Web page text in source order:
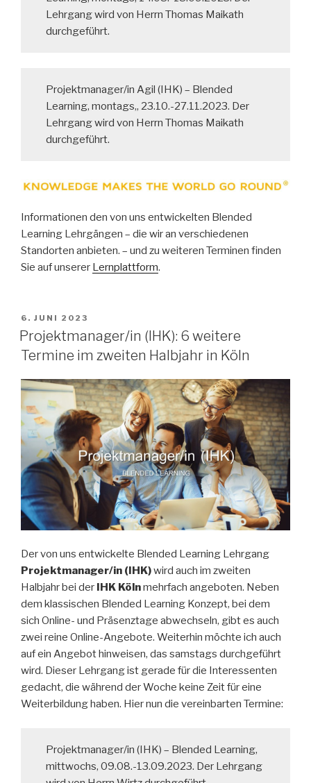
Lehrgang wird von Herrn Thomas Maikath
durchgeführt.
Projektmanager/in Agil (IHK) – Blended
Learning, montags,, 23.10.-27.11.2023. Der
Lehrgang wird von Herrn Thomas Maikath
durchgeführt.
Informationen den von uns entwickelten Blended
Learning Lehrgängen – die wir an verschiedenen
Standorten anbieten. – und zu weiteren Terminen finden
Sie auf unserer Lernplattform.
VERÖFFENTLICHT
AM
6. JUNI 2023
Projektmanager/in (IHK): 6 weitere
Termine im zweiten Halbjahr in Köln
Der von uns entwickelte Blended Learning Lehrgang
Projektmanager/in (IHK)wird auch im zweiten
Halbjahr bei der
IHK Kölnmehrfach angeboten. Neben
dem klassischen Blended Learning Konzept, bei dem
sich Online- und Präsenztage abwechseln, gibt es auch
zwei reine Online-Angebote. Weiterhin möchte ich auch
auf ein Angebot hinweisen, das samstags durchgeführt
wird. Dieser Lehrgang ist gerade für die Interessenten
gedacht, die während der Woche keine Zeit für eine
Weiterbildung haben. Hier nun die vereinbarten Termine:
Projektmanager/in (IHK) – Blended Learning,
mittwochs, 09.08.-13.09.2023. Der Lehrgang